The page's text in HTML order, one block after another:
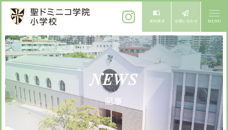
ご挨拶
校長メッセージ
先生からメッセージ
教育方針
教育方針 心・礼・知
募集案内
NEWS
記事